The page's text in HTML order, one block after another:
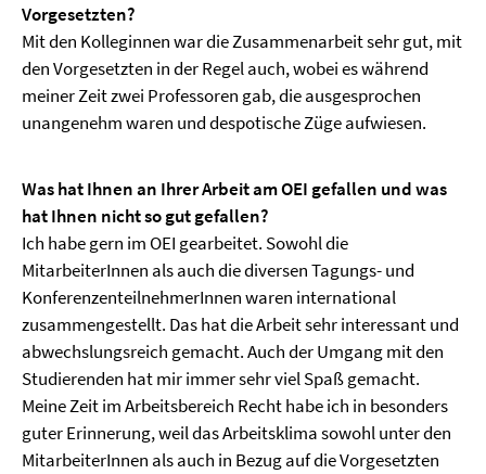
Vorgesetzten?
Mit den Kolleginnen war die Zusammenarbeit sehr gut, mit
den Vorgesetzten in der Regel auch, wobei es während
meiner Zeit zwei Professoren gab, die ausgesprochen
unangenehm waren und despotische Züge aufwiesen.
Was hat Ihnen an Ihrer Arbeit am OEI gefallen und was
hat Ihnen nicht so gut gefallen?
Ich habe gern im OEI gearbeitet. Sowohl die
MitarbeiterInnen als auch die diversen Tagungs- und
KonferenzenteilnehmerInnen waren international
zusammengestellt. Das hat die Arbeit sehr interessant und
abwechslungsreich gemacht. Auch der Umgang mit den
Studierenden hat mir immer sehr viel Spaß gemacht.
Meine Zeit im Arbeitsbereich Recht habe ich in besonders
guter Erinnerung, weil das Arbeitsklima sowohl unter den
MitarbeiterInnen als auch in Bezug auf die Vorgesetzten